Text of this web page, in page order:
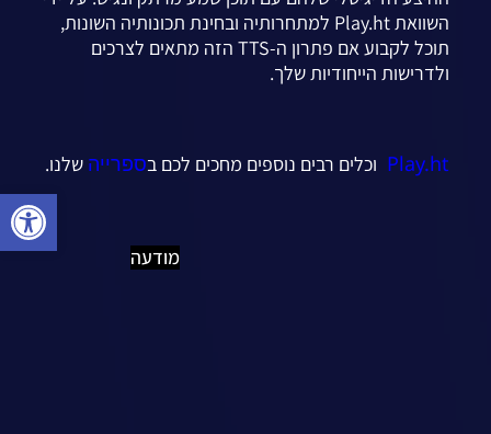
השוואת Play.ht למתחרותיה ובחינת תכונותיה השונות,
תוכל לקבוע אם פתרון ה-TTS הזה מתאים לצרכים
ולדרישות הייחודיות שלך.
Play.ht וכלים רבים נוספים מחכים לכם בספרייה שלנו.
מודעה
פתח